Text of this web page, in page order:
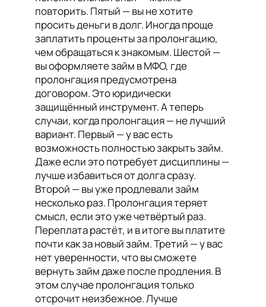
повторить. Пятый — вы не хотите
просить деньги в долг. Иногда проще
заплатить проценты за пролонгацию,
чем обращаться к знакомым. Шестой —
вы оформляете займ в МФО, где
пролонгация предусмотрена
договором. Это юридически
защищённый инструмент. А теперь
случаи, когда пролонгация — не лучший
вариант. Первый — у вас есть
возможность полностью закрыть займ.
Даже если это потребует дисциплины —
лучше избавиться от долга сразу.
Второй — вы уже продлевали займ
несколько раз. Пролонгация теряет
смысл, если это уже четвёртый раз.
Переплата растёт, и в итоге вы платите
почти как за новый займ. Третий — у вас
нет уверенности, что вы сможете
вернуть займ даже после продления. В
этом случае пролонгация только
отсрочит неизбежное. Лучше